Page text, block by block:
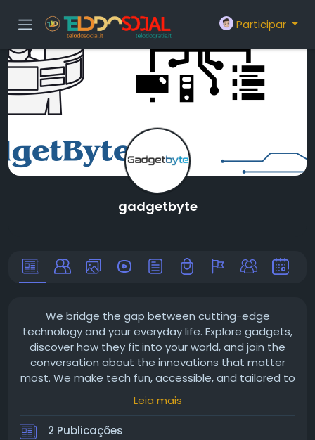
Participar
gadgetbyte
We bridge the gap between cutting-edge
technology and your everyday life. Explore gadgets,
discover how they fit into your world, and join the
conversation about the innovations that matter
most. We make tech fun, accessible, and tailored to
Leia mais
2 Publicações